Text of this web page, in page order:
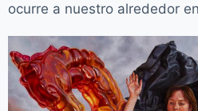
ocurre a nuestro alrededor